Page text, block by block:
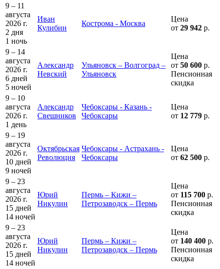
9 – 11
августа
2026 г.
2 дня
1 ночь
Иван
Кулибин
Кострома - Москва
Цена
от 29 942 р.
9 – 14
августа
2026 г.
6 дней
5 ночей
Александр
Невский
Ульяновск – Волгоград –
Ульяновск
Цена
от 50 600 р.
Пенсионная
скидка
9 – 10
августа
2026 г.
1 день
Александр
Свешников
Чебоксары - Казань -
Чебоксары
Цена
от 12 779 р.
9 – 19
августа
2026 г.
10 дней
9 ночей
Октябрьская
Революция
Чебоксары - Астрахань -
Чебоксары
Цена
от 62 500 р.
9 – 23
августа
2026 г.
15 дней
14 ночей
Юрий
Никулин
Пермь – Кижи –
Петрозаводск – Пермь
Цена
от 115 700 р.
Пенсионная
скидка
9 – 23
августа
2026 г.
15 дней
14 ночей
Юрий
Никулин
Пермь – Кижи –
Петрозаводск – Пермь
Цена
от 140 400 р.
Пенсионная
скидка